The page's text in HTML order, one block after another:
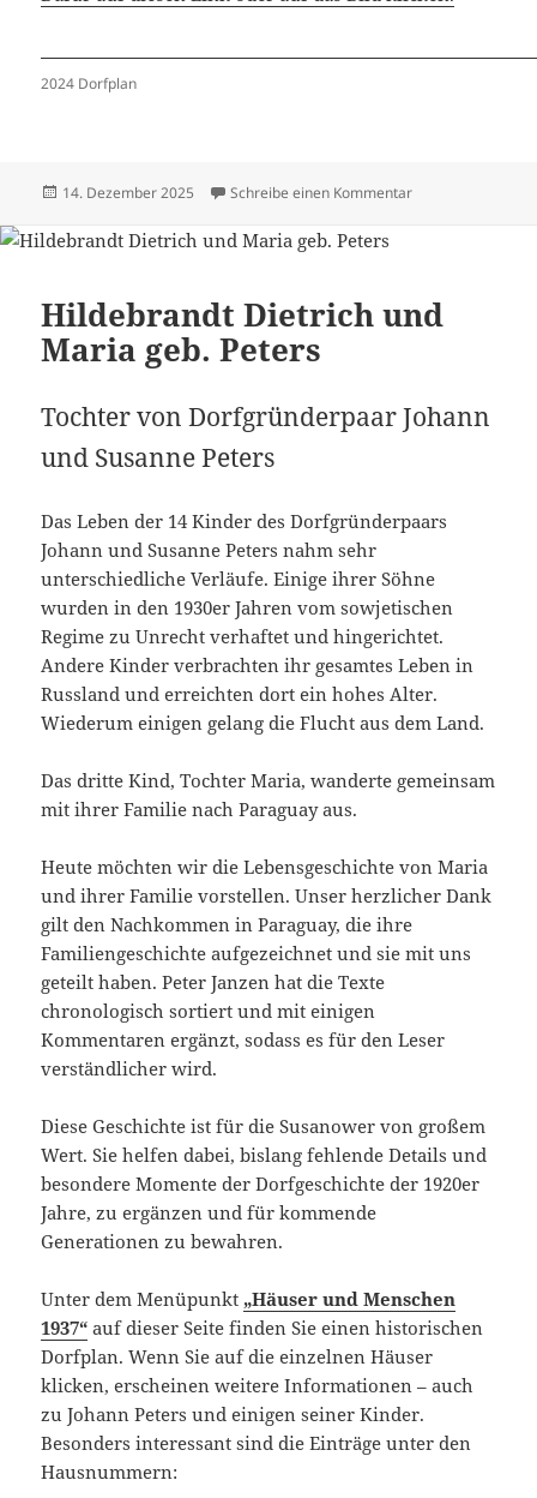
2024 Dorfplan
Veröffentlicht
14. Dezember 2025 Schreibe einen Kommentarzu Häuser 2024 –
Hildebrandt Dietrich und
Maria geb. Peters
Tochter von Dorfgründerpaar Johann
und Susanne Peters
Das Leben der 14 Kinder des Dorfgründerpaars
Johann und Susanne Peters nahm sehr
unterschiedliche Verläufe. Einige ihrer Söhne
wurden in den 1930er Jahren vom sowjetischen
Regime zu Unrecht verhaftet und hingerichtet.
Andere Kinder verbrachten ihr gesamtes Leben in
Russland und erreichten dort ein hohes Alter.
Wiederum einigen gelang die Flucht aus dem Land.
Das dritte Kind, Tochter Maria, wanderte gemeinsam
mit ihrer Familie nach Paraguay aus.
Heute möchten wir die Lebensgeschichte von Maria
und ihrer Familie vorstellen. Unser herzlicher Dank
gilt den Nachkommen in Paraguay, die ihre
Familiengeschichte aufgezeichnet und sie mit uns
geteilt haben. Peter Janzen hat die Texte
chronologisch sortiert und mit einigen
Kommentaren ergänzt, sodass es für den Leser
verständlicher wird.
Diese Geschichte ist für die Susanower von großem
Wert. Sie helfen dabei, bislang fehlende Details und
besondere Momente der Dorfgeschichte der 1920er
Jahre, zu ergänzen und für kommende
Generationen zu bewahren.
Unter dem Menüpunkt „Häuser und Menschen
1937“ auf dieser Seite finden Sie einen historischen
Dorfplan. Wenn Sie auf die einzelnen Häuser
klicken, erscheinen weitere Informationen – auch
zu Johann Peters und einigen seiner Kinder.
Besonders interessant sind die Einträge unter den
Hausnummern: